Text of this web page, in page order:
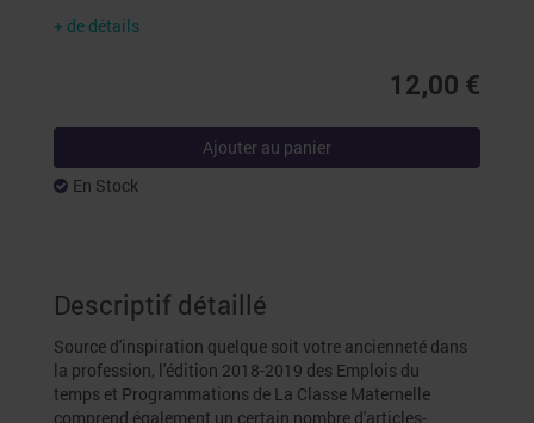
+ de détails
12,00 €
Ajouter au panier
En Stock
Descriptif détaillé
Source d'inspiration quelque soit votre ancienneté dans
la profession, l'édition 2018-2019 des Emplois du
temps et Programmations de La Classe Maternelle
comprend également un certain nombre d'articles-